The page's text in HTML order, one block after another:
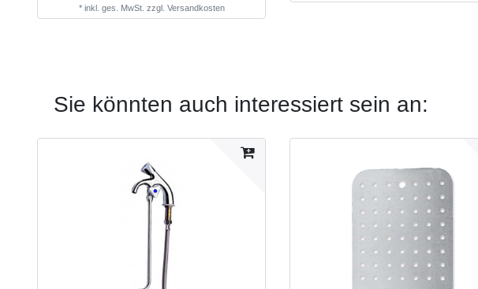
* inkl. ges. MwSt. zzgl. Versandkosten
Sie könnten auch interessiert sein an: